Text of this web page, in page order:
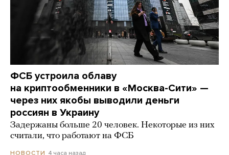
ФСБ устроила облаву
на криптообменники в «Москва-Сити» —
через них якобы выводили деньги
россиян в Украину
Задержаны больше 20 человек. Некоторые из них
считали, что работают на ФСБ
НОВОСТИ 4 часа назад